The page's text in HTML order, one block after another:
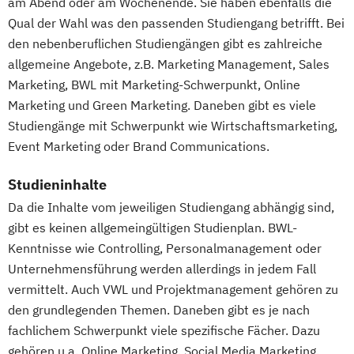
Master of Business Administration (DE/EN)
Mechatronik Mediendesign
Medieninformatik Medienmanagement
Medizinische Informatik Medizintechnik
Modemanagement
Online Marketing
Online Marketing (DE/EN)
Personalentwicklung
Personalmanagement
Personalmanagement (DE/EN) Pflege
Pflegepädagogik
Physiotherapie
Product Management (DE/EN)
Qual der Wahl was den passenden Studiengang betrifft. Bei
den nebenberuflichen Studiengängen gibt es zahlreiche
allgemeine Angebote, z.B. Marketing Management, Sales
Marketing, BWL mit Marketing-Schwerpunkt, Online
Marketing und Green Marketing. Daneben gibt es viele
Studiengänge mit Schwerpunkt wie Wirtschaftsmarketing,
Event Marketing oder Brand Communications.
Studieninhalte
Da die Inhalte vom jeweiligen Studiengang abhängig sind,
gibt es keinen allgemeingültigen Studienplan. BWL-
Kenntnisse wie Controlling, Personalmanagement oder
Unternehmensführung werden allerdings in jedem Fall
vermittelt. Auch VWL und Projektmanagement gehören zu
den grundlegenden Themen. Daneben gibt es je nach
fachlichem Schwerpunkt viele spezifische Fächer. Dazu
gehören u.a. Online Marketing, Social Media Marketing,